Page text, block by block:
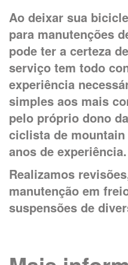
Ao deixar sua
para manutenções
pode ter a certeza
serviço tem todo
experiência
simples aos mais
pelo próprio dono
ciclista de
anos de experiência.
Realizamos
manutenção em
suspensões de